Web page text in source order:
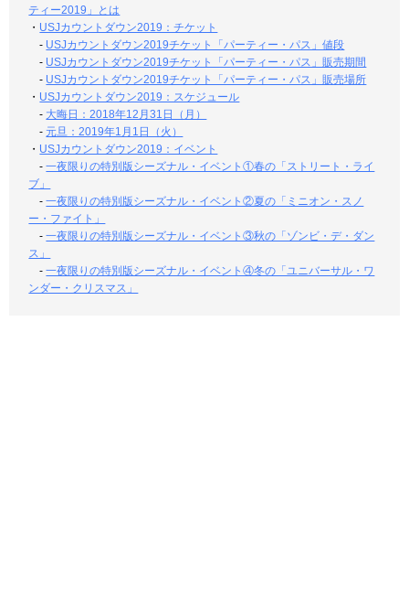
ティー2019」とは
・ USJカウントダウン2019：チケット
- USJカウントダウン2019チケット「パーティー・パス」値段
- USJカウントダウン2019チケット「パーティー・パス」販売期間
- USJカウントダウン2019チケット「パーティー・パス」販売場所
・ USJカウントダウン2019：スケジュール
- 大晦日：2018年12月31日（月）
-元旦：2019年1月1日（火）
・ USJカウントダウン2019：イベント
-一夜限りの特別版シーズナル・イベント①春の「ストリート・ライ
ブ」
-一夜限りの特別版シーズナル・イベント②夏の「ミニオン・スノ
ー・ファイト」
-一夜限りの特別版シーズナル・イベント③秋の「ゾンビ・デ・ダン
ス」
-一夜限りの特別版シーズナル・イベント④冬の「ユニバーサル・ワ
ンダー・クリスマス」